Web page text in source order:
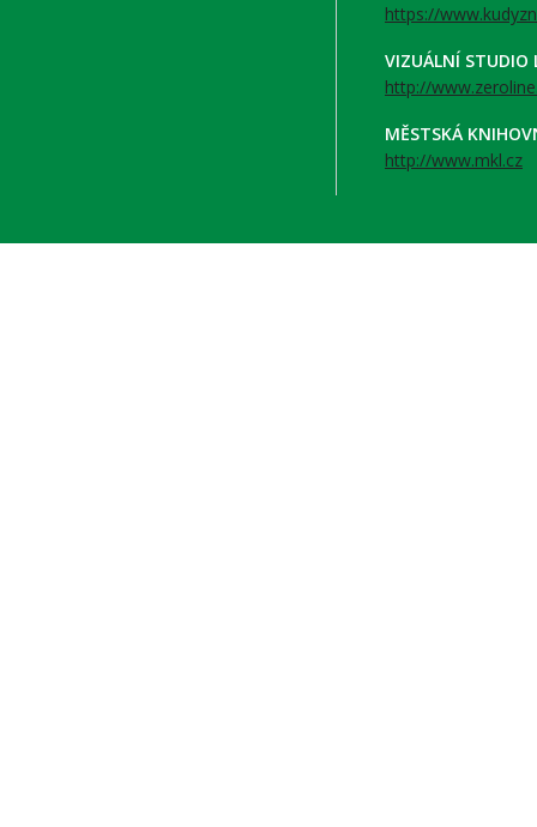
https://
VIZUÁLNÍ STUDIO
http://
MĚSTSKÁ
http://www.mkl.cz